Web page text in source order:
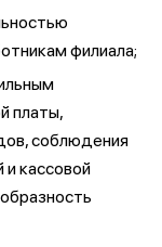
филиала;
платы,
соблюдения
и кассовой